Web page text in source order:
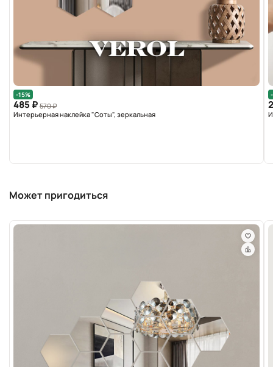
-15%
485 ₽ 570 ₽
Интерьерная наклейка "Соты", зеркальная
Может пригодиться